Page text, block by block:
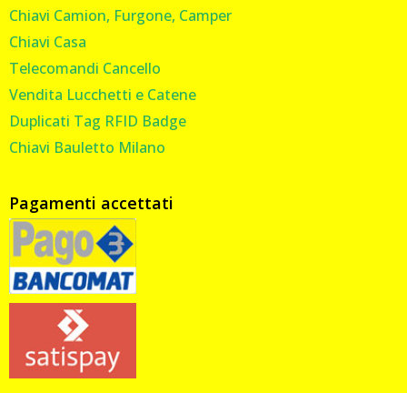
Chiavi Camion, Furgone, Camper
Chiavi Casa
Telecomandi Cancello
Vendita Lucchetti e Catene
Duplicati Tag RFID Badge
Chiavi Bauletto Milano
Pagamenti accettati